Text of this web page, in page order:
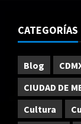
CATEGORÍAS
Blog
CIUDAD DE
Cultura